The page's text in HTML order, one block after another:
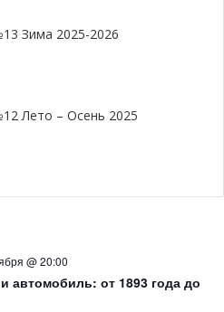
пунктов
и думаю, что у
свое последнее
Жизнь – это путешествие, и
изменилась навсегда, я
— все к лучшему», —
Зима 2025-2026
Лето – Осень 2025
@ 20:00
автомобиль: от 1893 года до